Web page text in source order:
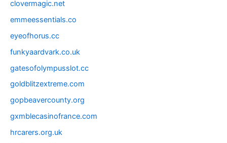
clovermagic.net
emmeessentials.co
eyeofhorus.cc
funkyaardvark.co.uk
gatesofolympusslot.cc
goldblitzextreme.com
gopbeavercounty.org
gxmblecasinofrance.com
hrcarers.org.uk